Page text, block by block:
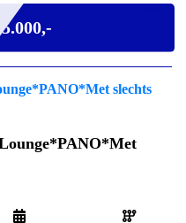
5.000,-